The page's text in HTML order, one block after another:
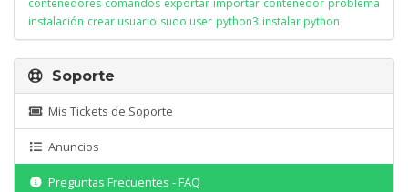
contenedores comandos exportar importar contenedor problema
instalación crear usuario sudo user python3 instalar python
Soporte
Mis Tickets de Soporte
Anuncios
Preguntas Frecuentes - FAQ